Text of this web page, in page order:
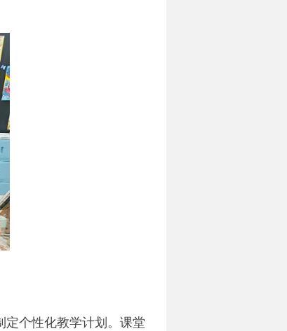
个性化教学计划。课堂